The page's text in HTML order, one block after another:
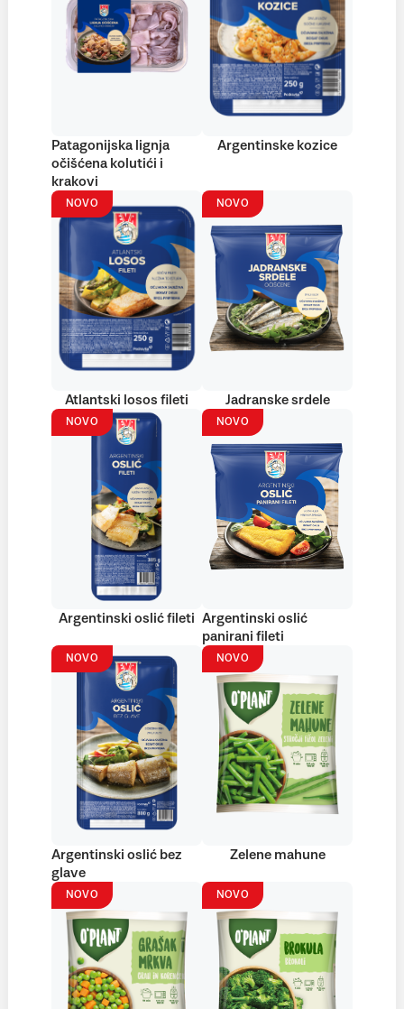
Patagonijska lignja
očišćena kolutići i
krakovi
Argentinske kozice
NOVO
Atlantski losos fileti
NOVO
Jadranske srdele
NOVO
Argentinski oslić fileti
NOVO
Argentinski oslić
panirani fileti
NOVO
Argentinski oslić bez
glave
NOVO
Zelene mahune
NOVO NOVO